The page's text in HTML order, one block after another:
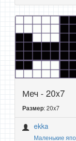
Меч - 20x7
Размер: 20x7
ekka
Маленькие